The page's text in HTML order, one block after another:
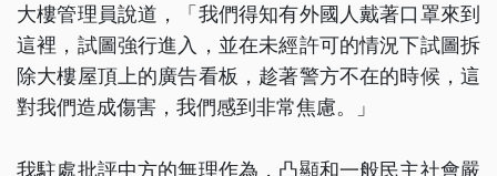
大樓管理員說道，「我們得知有外國人戴著口罩來到
這裡，試圖強行進入，並在未經許可的情況下試圖拆
除大樓屋頂上的廣告看板，趁著警方不在的時候，這
對我們造成傷害，我們感到非常焦慮。」
我駐處批評中方的無理作為，凸顯和一般民主社會嚴